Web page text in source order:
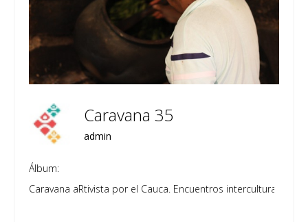
Caravana 35
admin
Álbum:
Caravana aRtivista por el Cauca. Encuentros interculturales